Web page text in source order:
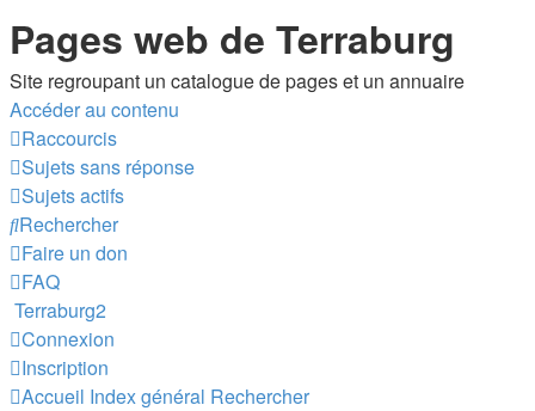
Pages web de Terraburg
Site regroupant un catalogue de pages et un annuaire
Accéder au contenu
Raccourcis
Sujets sans réponse
Sujets actifs
Rechercher
Faire un don
FAQ
Terraburg2
Connexion
Inscription
Accueil Index général Rechercher